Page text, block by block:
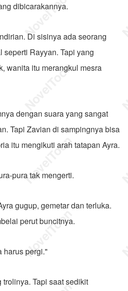
dibicarakannya.
Di sisinya ada seorang
Rayyan. Tapi yang
wanita itu merangkul mesra
dengan suara yang sangat
Tapi Zavian di sampingnya bisa
itu mengikuti arah tatapan Ayra.
pura tak mengerti.
gugup, gemetar dan terluka.
perut buncitnya.
harus pergi."
Tapi saat sedikit